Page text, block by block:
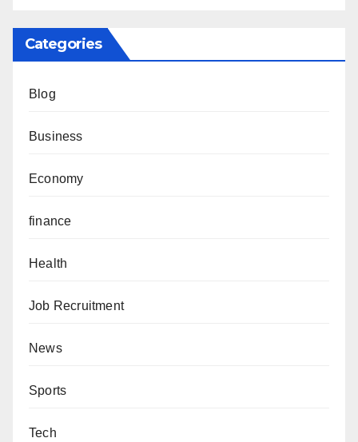
Categories
Blog
Business
Economy
finance
Health
Job Recruitment
News
Sports
Tech